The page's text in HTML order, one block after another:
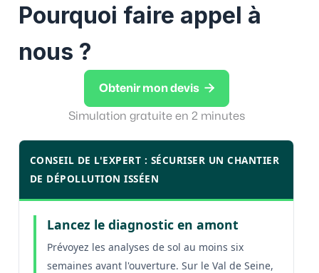
Pourquoi faire appel à
nous ?
Obtenir mon devis 
Simulation gratuite en 2 minutes
CONSEIL DE L'EXPERT : SÉCURISER UN CHANTIER
DE DÉPOLLUTION ISSÉEN
Lancez le diagnostic en amont
Prévoyez les analyses de sol au moins six
semaines avant l'ouverture. Sur le Val de Seine,